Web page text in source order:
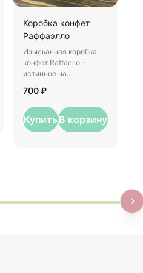
Коробка конфет
Раффаэлло
Изысканная коробка
конфет Raffaello –
истинное на...
700 ₽
КупитьВ корзину